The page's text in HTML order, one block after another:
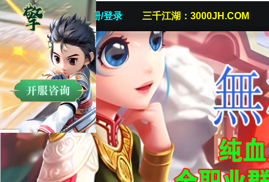
首页 发帖/注册/登录 三千江湖：3000JH.COM